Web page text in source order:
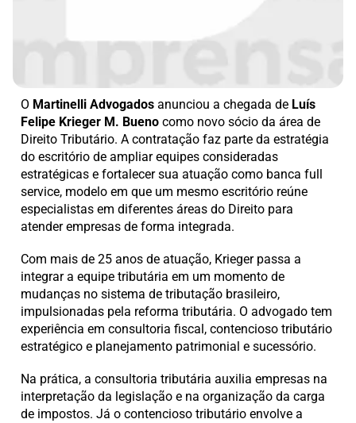
O Martinelli Advogados anunciou a chegada de Luís
Felipe Krieger M. Bueno como novo sócio da área de
Direito Tributário. A contratação faz parte da estratégia
do escritório de ampliar equipes consideradas
estratégicas e fortalecer sua atuação como banca full
service, modelo em que um mesmo escritório reúne
especialistas em diferentes áreas do Direito para
atender empresas de forma integrada.
Com mais de 25 anos de atuação, Krieger passa a
integrar a equipe tributária em um momento de
mudanças no sistema de tributação brasileiro,
impulsionadas pela reforma tributária. O advogado tem
experiência em consultoria fiscal, contencioso tributário
estratégico e planejamento patrimonial e sucessório.
Na prática, a consultoria tributária auxilia empresas na
interpretação da legislação e na organização da carga
de impostos. Já o contencioso tributário envolve a